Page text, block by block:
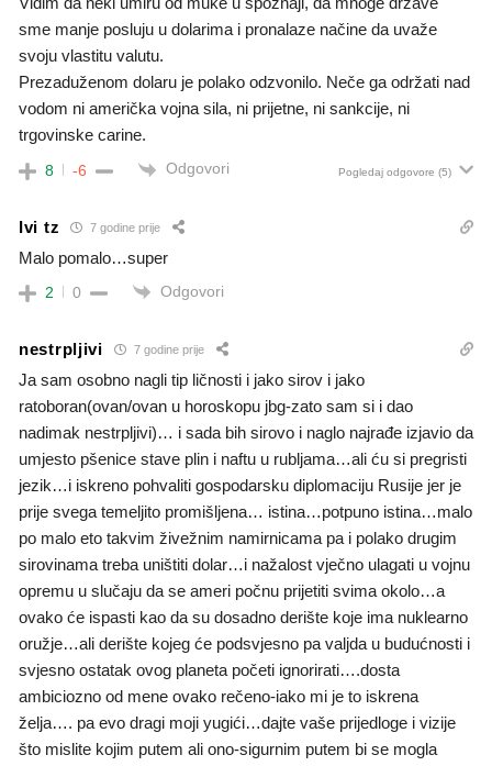
sme manje posluju u dolarima i pronalaze načine da uvaže
svoju vlastitu valutu.
Prezaduženom dolaru je polako odzvonilo. Neče ga održati nad
vodom ni američka vojna sila, ni prijetne, ni sankcije, ni
trgovinske carine.
8 -6 Odgovori Pogledaj odgovore (5)
Ivi tz 7 godine prije
Malo pomalo…super
2 0 Odgovori
nestrpljivi 7 godine prije
Ja sam osobno nagli tip ličnosti i jako sirov i jako
ratoboran(ovan/ovan u horoskopu jbg-zato sam si i dao
nadimak nestrpljivi)… i sada bih sirovo i naglo najrađe izjavio da
umjesto pšenice stave plin i naftu u rubljama…ali ću si pregristi
jezik…i iskreno pohvaliti gospodarsku diplomaciju Rusije jer je
prije svega temeljito promišljena… istina…potpuno istina…malo
po malo eto takvim živežnim namirnicama pa i polako drugim
sirovinama treba uništiti dolar…i nažalost vječno ulagati u vojnu
opremu u slučaju da se ameri počnu prijetiti svima okolo…a
ovako će ispasti kao da su dosadno derište koje ima nuklearno
oružje…ali derište kojeg će podsvjesno pa valjda u budućnosti i
svjesno ostatak ovog planeta početi ignorirati….dosta
ambiciozno od mene ovako rečeno-iako mi je to iskrena
želja…. pa evo dragi moji yugići…dajte vaše prijedloge i vizije
što mislite kojim putem ali ono-sigurnim putem bi se mogla